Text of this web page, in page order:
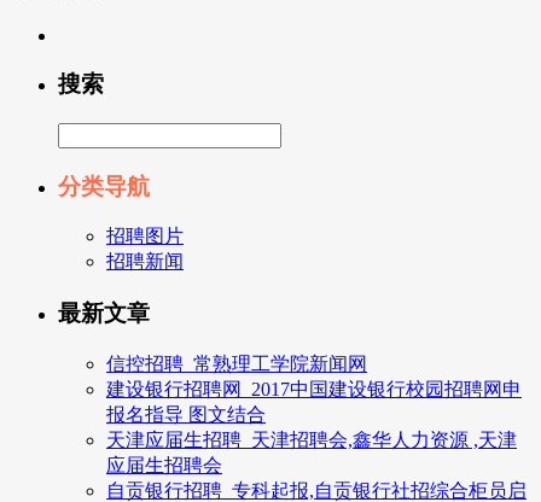
搜索
分类导航
招聘图片
招聘新闻
最新文章
信控招聘_常熟理工学院新闻网
建设银行招聘网_2017中国建设银行校园招聘网申
报名指导 图文结合
天津应届生招聘_天津招聘会,鑫华人力资源 ,天津
应届生招聘会
自贡银行招聘_专科起报,自贡银行社招综合柜员启